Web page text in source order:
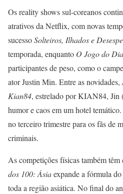
Os reality shows sul-coreanos
atrativos da Netflix, com novas
sucessoSolteiros, Ilhados e
temporada, enquanto O Jogo do
participantes de peso, como o
ator Justin Min. Entre as novidades,
Kian84, estrelado por KIAN84, Jin
humor e caos em um hotel temático.
no terceiro trimestre para os fãs de
criminais.
As competições físicas também
dos 100: Ásiaexpande a fórmula
toda a região asiática. No final do